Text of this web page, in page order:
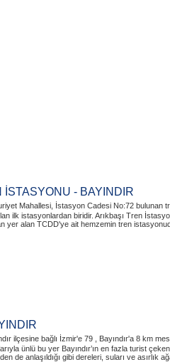
- BAYINDIR
Mahallesi, İstasyon Cadesi No:72 bulunan
ilk istasyonlardan biridir. Arıkbaşı Tren
yer alan TCDD'ye ait hemzemin tren
ilçesine bağlı İzmir'e 79 , Bayındır'a 8 km
ünlü bu yer Bayındır’ın en fazla turist
de anlaşıldığı gibi dereleri, suları ve asırlık